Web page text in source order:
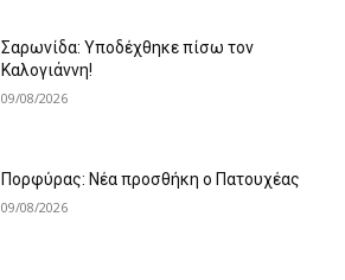
Σαρωνίδα: Υποδέχθηκε πίσω τον
Καλογιάννη!
09/08/2026
Πορφύρας: Νέα προσθήκη ο Πατουχέας
09/08/2026